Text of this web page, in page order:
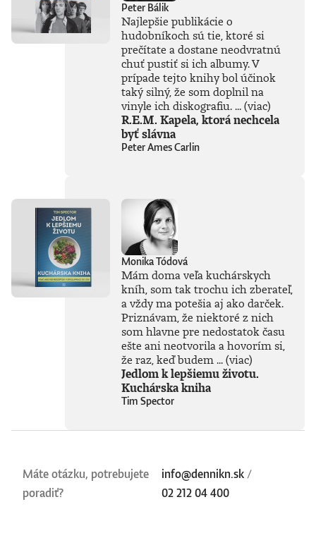
Peter Bálik
Najlepšie publikácie o
hudobníkoch sú tie, ktoré si
prečítate a dostane neodvratnú
chuť pustiť si ich albumy. V
prípade tejto knihy bol účinok
taký silný, že som doplnil na
vinyle ich diskografiu. ...(viac)
R.E.M. Kapela, ktorá nechcela
byť slávna
Peter Ames Carlin
Monika Tódová
Mám doma veľa kuchárskych
kníh, som tak trochu ich zberateľ,
a vždy ma potešia aj ako darček.
Priznávam, že niektoré z nich
som hlavne pre nedostatok času
ešte ani neotvorila a hovorím si,
že raz, keď budem ...(viac)
Jedlom k lepšiemu životu.
Kuchárska kniha
Tim Spector
Máte otázku, potrebujete
poradiť?
info@dennikn.sk /
02 212 04 400